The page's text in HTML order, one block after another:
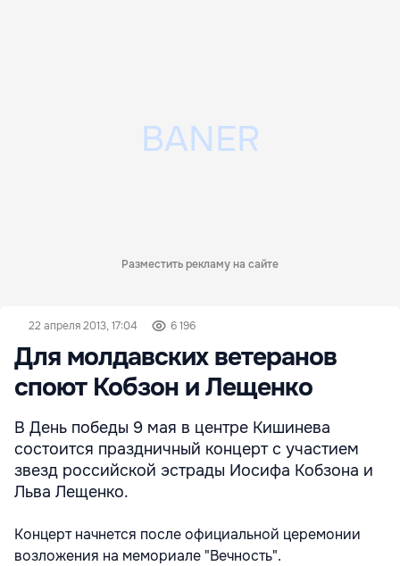
Разместить рекламу на сайте
22 апреля 2013, 17:04 6 196
Для молдавских ветеранов
споют Кобзон и Лещенко
В День победы 9 мая в центре Кишинева
состоится праздничный концерт с участием
звезд российской эстрады Иосифа Кобзона и
Льва Лещенко.
Концерт начнется после официальной церемонии
возложения на мемориале "Вечность".